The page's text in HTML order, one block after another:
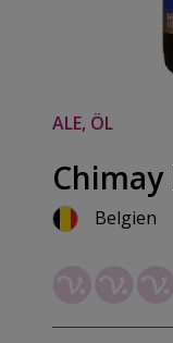
ALE, ÖL
Chimay
Belgien